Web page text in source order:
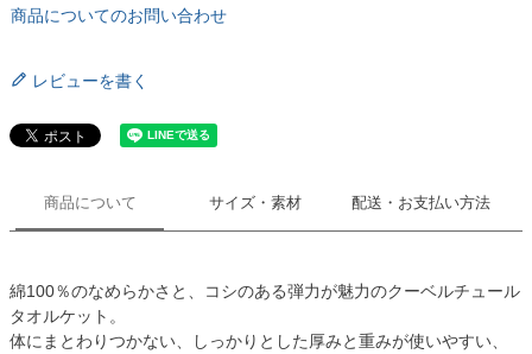
商品についてのお問い合わせ
レビューを書く
商品について サイズ・素材 配送・お支払い方法
綿100％のなめらかさと、コシのある弾力が魅力のクーベルチュール
タオルケット。
体にまとわりつかない、しっかりとした厚みと重みが使いやすい、